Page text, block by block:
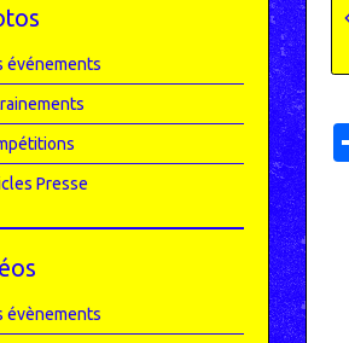
événements
Presse
évènements